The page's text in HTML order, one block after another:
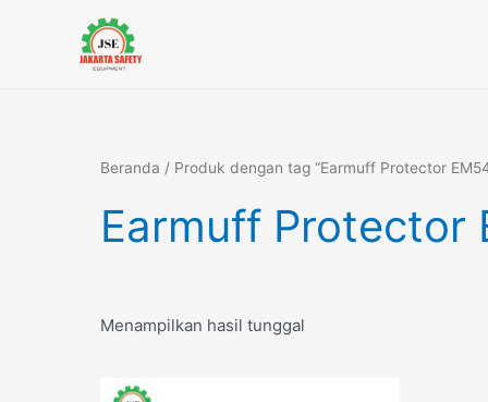
Beranda / Produk dengan tag “Earmuff Protector
Earmuff Protector
Menampilkan hasil tunggal